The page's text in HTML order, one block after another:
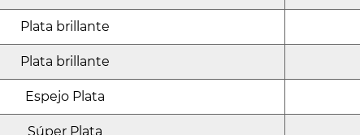
Plata brillante
Plata brillante
Espejo Plata
Súper Plata